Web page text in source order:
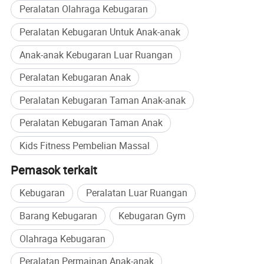
membantu pelanggan memecahkan masalah di kota
permainan mereka.
Produk terkait
Peralatan Olahraga Kebugaran
Peralatan Kebugaran Untuk Anak-anak
Anak-anak Kebugaran Luar Ruangan
Peralatan Kebugaran Anak
Peralatan Kebugaran Taman Anak-anak
Peralatan Kebugaran Taman Anak
Kids Fitness Pembelian Massal
Pemasok terkait
Kebugaran
Peralatan Luar Ruangan
Barang Kebugaran
Kebugaran Gym
Olahraga Kebugaran
Peralatan Permainan Anak-anak